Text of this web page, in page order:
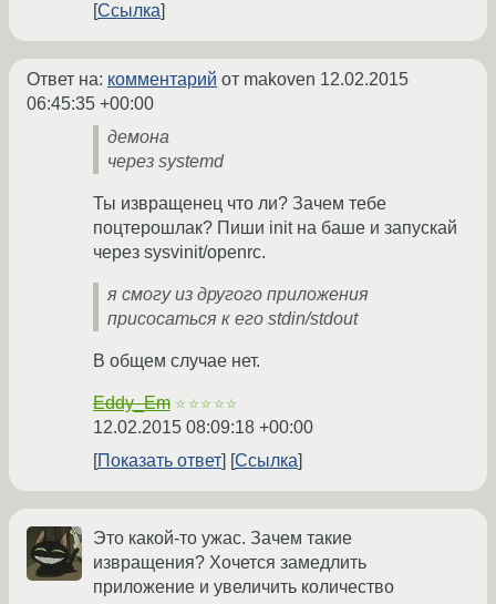
Ссылка
Ответ на: комментарий от makoven 12.02.2015
06:45:35 +00:00
демона
через systemd
Ты извращенец что ли? Зачем тебе
поцтерошлак? Пиши init на баше и запускай
через sysvinit/openrc.
я смогу из другого приложения
присосаться к его stdin/stdout
В общем случае нет.
Eddy_Em ☆☆☆☆☆
12.02.2015 08:09:18 +00:00
Показать ответ
Ссылка
Это какой-то ужас. Зачем такие
извращения? Хочется замедлить
приложение и увеличить количество